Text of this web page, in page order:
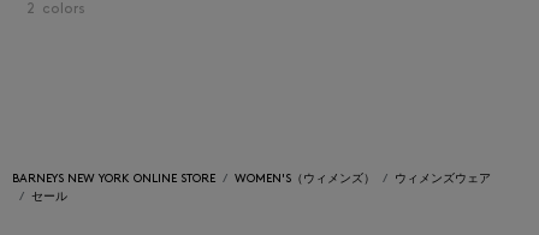
2 colors
BARNEYS NEW YORK ONLINE STORE WOMEN'S（ウィメンズ）
ウィメンズウェア
セール